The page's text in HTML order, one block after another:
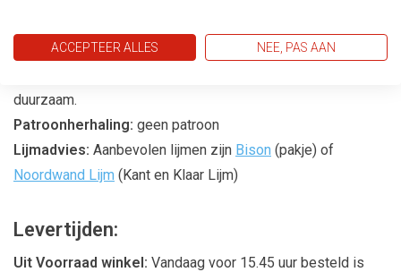
Afmetingen: 10m lang en 53cm breed
duurzaam.
Patroonherhaling: geen patroon
Lijmadvies: Aanbevolen lijmen zijn Bison (pakje) of
Noordwand Lijm (Kant en Klaar Lijm)
Levertijden:
Uit Voorraad winkel: Vandaag voor 15.45 uur besteld is
ACCEPTEER ALLES NEE, PAS AAN